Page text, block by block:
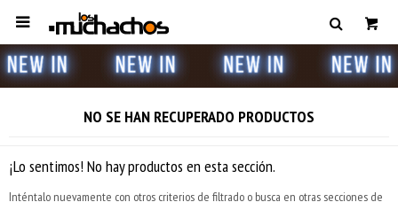

NO SE HAN RECUPERADO PRODUCTOS
¡Lo sentimos! No hay productos en esta sección.
Inténtalo nuevamente con otros criterios de filtrado o busca en otras secciones de